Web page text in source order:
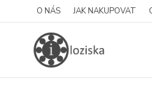
O NÁS JAK NAKUPOVAT